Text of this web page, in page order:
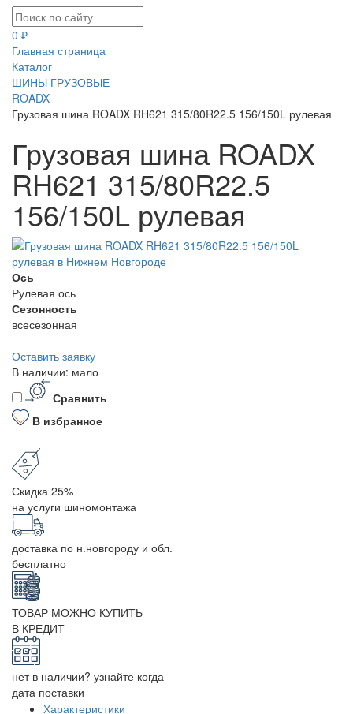
0 ₽
Главная страница
Каталог
ШИНЫ ГРУЗОВЫЕ
ROADX
Грузовая шина ROADX RH621 315/80R22.5 156/150L рулевая
Грузовая шина ROADX
RH621 315/80R22.5
156/150L рулевая
Ось
Рулевая ось
Сезонность
всесезонная
Оставить заявку
В наличии: мало
Сравнить
В избранное
Скидка 25%
на услуги шиномонтажа
доставка по н.новгороду и обл.
бесплатно
ТОВАР МОЖНО КУПИТЬ
В КРЕДИТ
нет в наличии? узнайте когда
дата поставки
Характеристики